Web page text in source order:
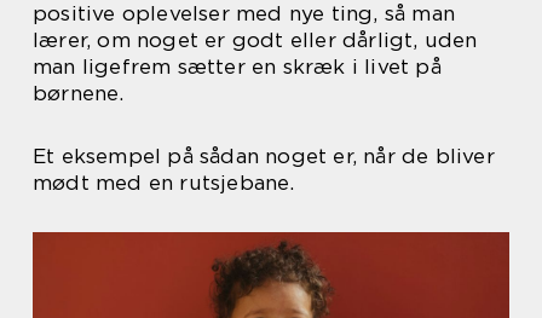
positive oplevelser med nye ting, så man
lærer, om noget er godt eller dårligt, uden
man ligefrem sætter en skræk i livet på
børnene.
Et eksempel på sådan noget er, når de bliver
mødt med en rutsjebane.